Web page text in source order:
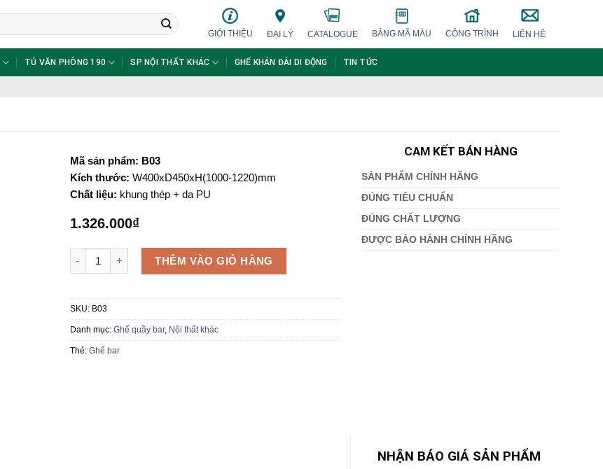
GIỚI THIỆU ĐẠI LÝ CATALOGUE BẢNG MÃ MÀU CÔNG TRÌNH LIÊN HỆ
TỦ VĂN PHÒNG 190 SP NỘI THẤT KHÁC GHẾ KHÁN ĐÀI DI ĐỘNG TIN TỨC
Mã sản phẩm: B03
Kích thước: W400xD450xH(1000-1220)mm
Chất liệu: khung thép + da PU
1.326.000₫
Ghế quầy bar B03 số lượng
THÊM VÀO GIỎ HÀNG
SKU: B03
Danh mục: Ghế quầy bar, Nội thất khác
Thẻ: Ghế bar
CAM KẾT BÁN HÀNG
SẢN PHẨM CHÍNH HÃNG
ĐÚNG TIÊU CHUẨN
ĐÚNG CHẤT LƯỢNG
ĐƯỢC BẢO HÀNH CHÍNH HÃNG
NHẬN BÁO GIÁ SẢN PHẨM